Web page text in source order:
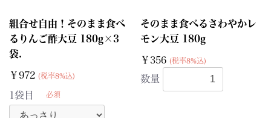
組合せ自由！そのまま食べ
るりんご酢大豆 180g×3
袋.
￥972 (税率8%込)
1袋目 必須
そのまま食べるさわやかレ
モン大豆 180g
￥356 (税率8%込)
数量